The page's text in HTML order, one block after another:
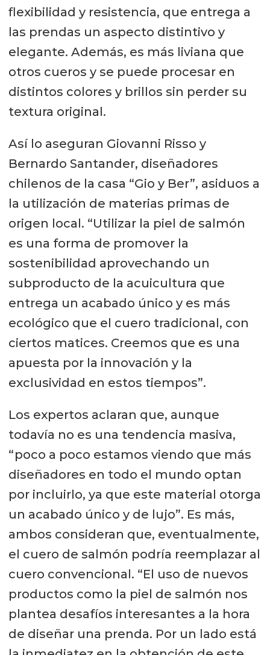
flexibilidad y resistencia, que entrega a
las prendas un aspecto distintivo y
elegante. Además, es más liviana que
otros cueros y se puede procesar en
distintos colores y brillos sin perder su
textura original.
Así lo aseguran Giovanni Risso y
Bernardo Santander, diseñadores
chilenos de la casa “Gio y Ber”, asiduos a
la utilización de materias primas de
origen local. “Utilizar la piel de salmón
es una forma de promover la
sostenibilidad aprovechando un
subproducto de la acuicultura que
entrega un acabado único y es más
ecológico que el cuero tradicional, con
ciertos matices. Creemos que es una
apuesta por la innovación y la
exclusividad en estos tiempos”.
Los expertos aclaran que, aunque
todavía no es una tendencia masiva,
“poco a poco estamos viendo que más
diseñadores en todo el mundo optan
por incluirlo, ya que este material otorga
un acabado único y de lujo”. Es más,
ambos consideran que, eventualmente,
el cuero de salmón podría reemplazar al
cuero convencional. “El uso de nuevos
productos como la piel de salmón nos
plantea desafíos interesantes a la hora
de diseñar una prenda. Por un lado está